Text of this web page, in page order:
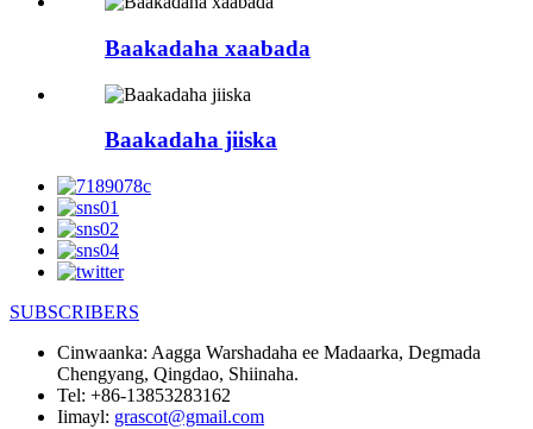
Baakadaha xaabada
Baakadaha jiiska
SUBSCRIBERS
Cinwaanka: Aagga Warshadaha ee Madaarka, Degmada
Chengyang, Qingdao, Shiinaha.
Tel: +86-13853283162
Iimayl: grascot@gmail.com